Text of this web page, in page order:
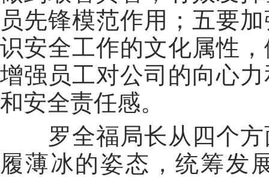
员先锋模范作用；五要
识安全工作的文化属性
增强员工对公司的向心
和安全责任感。
罗全福局长从四个
履薄冰的姿态，统筹发